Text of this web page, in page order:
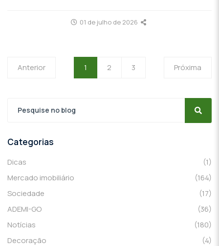
01 de julho de 2026
Anterior 1 2 3 Próxima
Categorias
Dicas
(1)
Mercado imobiliário
(164)
Sociedade
(17)
ADEMI-GO
(36)
Notícias
(180)
Decoração
(4)